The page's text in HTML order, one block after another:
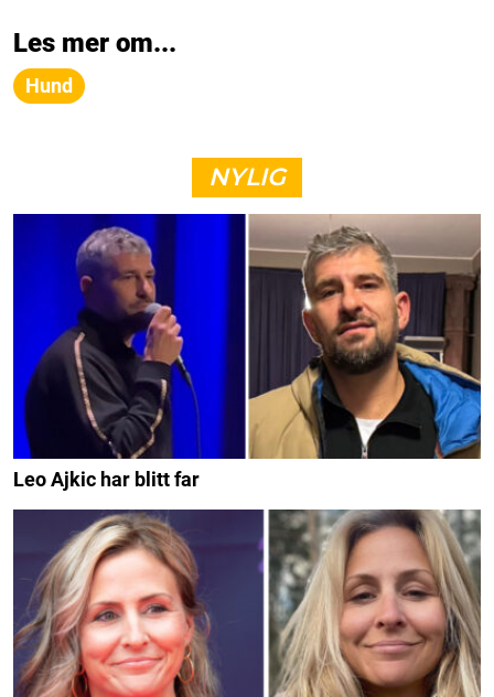
Les mer om...
Hund
NYLIG
Leo Ajkic har blitt far